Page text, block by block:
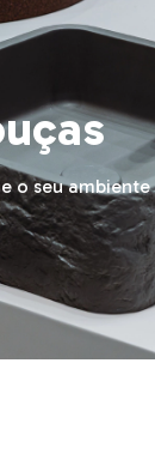
o seu ambiente